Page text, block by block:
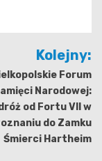
Kolejny:
Forum
Narodowej:
od Fortu VII w
do Zamku
Śmierci Hartheim